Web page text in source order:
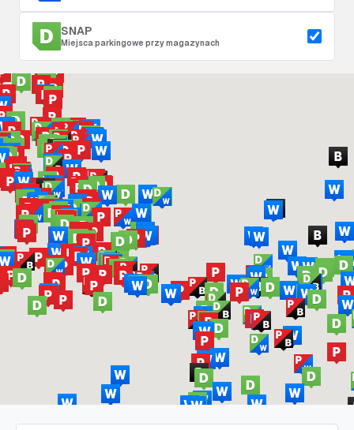
SNAP
Miejsca parkingowe przy magazynach